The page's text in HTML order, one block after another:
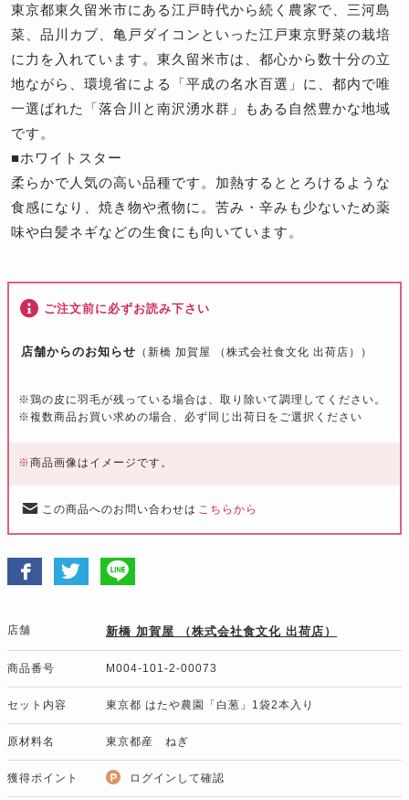
東京都東久留米市にある江戸時代から続く農家で、三河島
菜、品川カブ、亀戸ダイコンといった江戸東京野菜の栽培
に力を入れています。東久留米市は、都心から数十分の立
地ながら、環境省による「平成の名水百選」に、都内で唯
一選ばれた「落合川と南沢湧水群」もある自然豊かな地域
です。
■ホワイトスター
柔らかで人気の高い品種です。加熱するととろけるような
食感になり、焼き物や煮物に。苦み・辛みも少ないため薬
味や白髪ネギなどの生食にも向いています。
ご注文前に必ずお読み下さい
店舗からのお知らせ （新橋 加賀屋 （株式会社食文化 出荷店））
※鶏の皮に羽毛が残っている場合は、取り除いて調理してください。
※複数商品お買い求めの場合、必ず同じ出荷日をご選択ください
※商品画像はイメージです。
この商品へのお問い合わせは こちらから
店舗 新橋 加賀屋 （株式会社食文化 出荷店）
商品番号 M004-101-2-00073
セット内容 東京都 はたや農園「白葱」1袋2本入り
原材料名 東京都産 ねぎ
獲得ポイント ログインして確認